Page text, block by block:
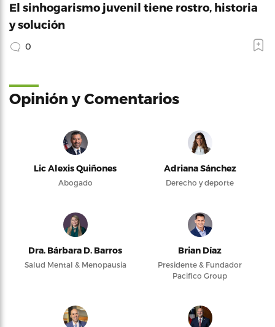
El sinhogarismo juvenil tiene rostro, historia
y solución
0
Opinión y Comentarios
Lic Alexis Quiñones
Abogado
Adriana Sánchez
Derecho y deporte
Dra. Bárbara D. Barros
Salud Mental & Menopausia
Brian Díaz
Presidente & Fundador
Pacifico Group